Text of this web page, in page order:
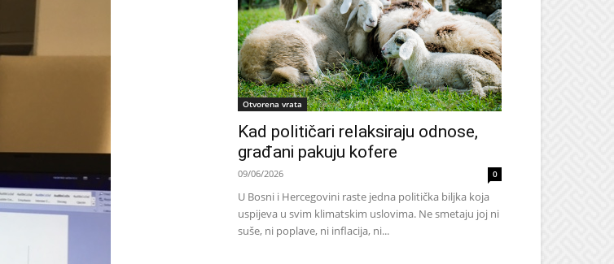
Otvorena vrata
Kad političari relaksiraju odnose,
građani pakuju kofere
09/06/2026 0
U Bosni i Hercegovini raste jedna politička biljka koja
uspijeva u svim klimatskim uslovima. Ne smetaju joj ni
suše, ni poplave, ni inflacija, ni...